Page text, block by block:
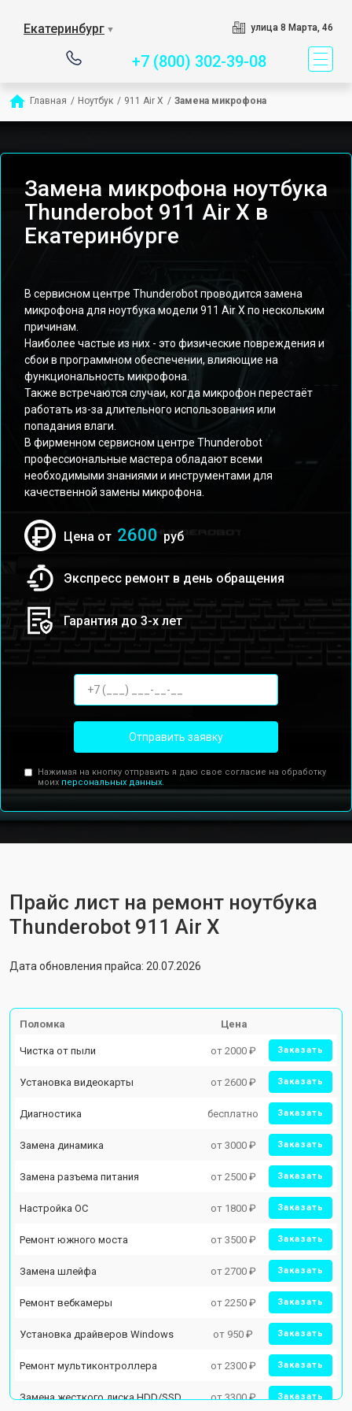
Екатеринбург ▼ улица 8 Марта, 46
+7 (800) 302-39-08
Главная / Ноутбук / 911 Air X / Замена микрофона
Замена микрофона ноутбука
Thunderobot 911 Air X в
Екатеринбурге
В сервисном центре Thunderobot проводится замена
микрофона для ноутбука модели 911 Air X по нескольким
причинам.
Наиболее частые из них - это физические повреждения и
сбои в программном обеспечении, влияющие на
функциональность микрофона.
Также встречаются случаи, когда микрофон перестаёт
работать из-за длительного использования или
попадания влаги.
В фирменном сервисном центре Thunderobot
профессиональные мастера обладают всеми
необходимыми знаниями и инструментами для
качественной замены микрофона.
Цена от 2600 руб
Экспресс ремонт в день обращения
Гарантия до 3-х лет
Отправить заявку
Нажимая на кнопку отправить я даю свое согласие на обработку
моих персональных данных.
Прайс лист на ремонт ноутбука
Thunderobot 911 Air X
Дата обновления прайса: 20.07.2026
Поломка Цена
Чистка от пыли от 2000 ₽ Заказать
Установка видеокарты от 2600 ₽ Заказать
Диагностика бесплатно Заказать
Замена динамика от 3000 ₽ Заказать
Замена разъема питания от 2500 ₽ Заказать
Настройка ОС от 1800 ₽ Заказать
Ремонт южного моста от 3500 ₽ Заказать
Замена шлейфа от 2700 ₽ Заказать
Ремонт вебкамеры от 2250 ₽ Заказать
Установка драйверов Windows от 950 ₽ Заказать
Ремонт мультиконтроллера от 2300 ₽ Заказать
Замена жесткого диска HDD/SSD от 3300 ₽ Заказать